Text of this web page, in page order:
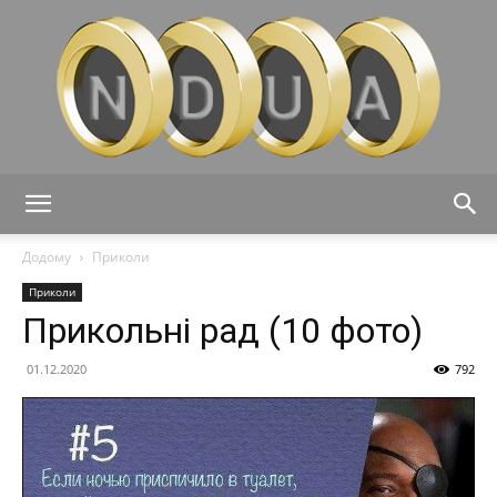
Додому
Приколи
Приколи
Прикольні рад (10 фото)
01.12.2020 792